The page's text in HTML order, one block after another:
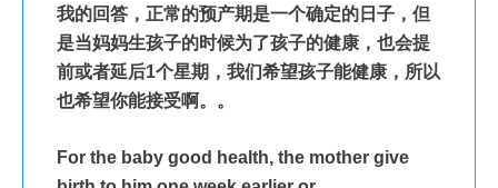
我的回答，正常的预产期是一个确定的日子，但
是当妈妈生孩子的时候为了孩子的健康，也会提
前或者延后1个星期，我们希望孩子能健康，所以
也希望你能接受啊。。
For the baby good health, the mother give